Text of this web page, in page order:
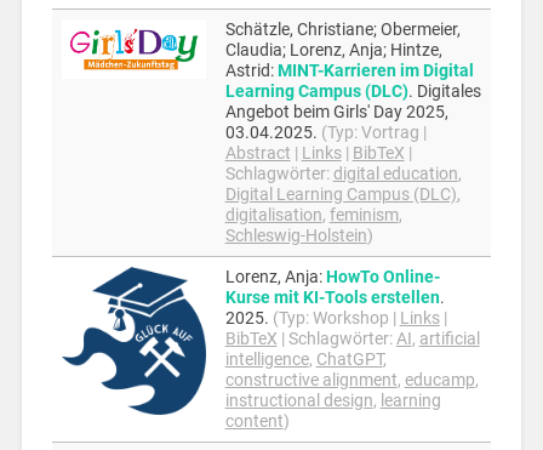
Schätzle, Christiane; Obermeier,
Claudia; Lorenz, Anja; Hintze,
Astrid:MINT-Karrieren im Digital
Learning Campus (DLC). Digitales
Angebot beim Girls' Day 2025,
03.04.2025. (Typ:Vortrag |
Abstract | Links| BibTeX |
Schlagwörter: digital education,
Digital Learning Campus (DLC),
digitalisation, feminism,
Schleswig-Holstein)
Lorenz, Anja:HowTo Online-
Kurse mit KI-Tools erstellen.
2025. (Typ:Workshop | Links|
BibTeX | Schlagwörter:AI, artificial
intelligence, ChatGPT,
constructive alignment, educamp,
instructional design, learning
content)